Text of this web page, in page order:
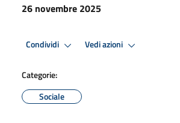
26 novembre 2025
Condividi Vedi azioni
Categorie:
Sociale